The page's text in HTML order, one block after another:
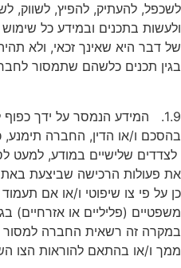
לשכפל, להעתיק, להפיץ, לשווק,
ולעשות בתכנים ובמידע כל
של דבר היא שאינך זכאי, ולא
בגין תכנים כלשהם שתמסור
1.9. המידע הנמסר על ידך
בהסכם ו/או הדין, החברה
לצדדים שלישיים במודע, למעט
את פעולות הרכישה שביצעת
כן על פי צו שיפוטי ו/או אם
משפטיים (פליליים או אזרחיים)
במקרה זה רשאית החברה למסור
ממך ו/או בהתאם להוראות הצו